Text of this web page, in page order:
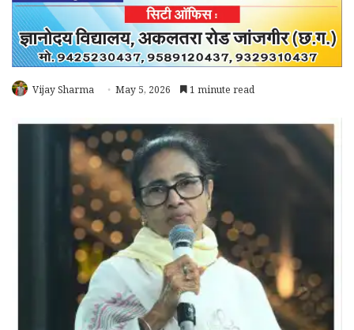
Vijay Sharma May 5, 2026 1 minute read